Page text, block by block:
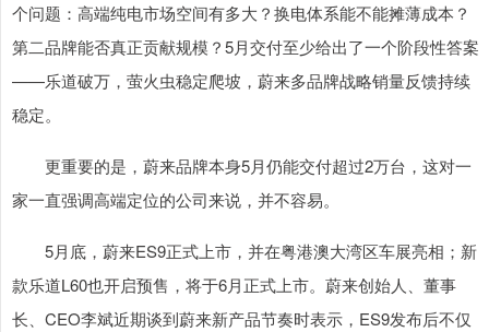
个问题：高端纯电市场空间有多大？换电体系能不能摊薄成本？
第二品牌能否真正贡献规模？5月交付至少给出了一个阶段性答案
——乐道破万，萤火虫稳定爬坡，蔚来多品牌战略销量反馈持续
稳定。
更重要的是，蔚来品牌本身5月仍能交付超过2万台，这对一
家一直强调高端定位的公司来说，并不容易。
5月底，蔚来ES9正式上市，并在粤港澳大湾区车展亮相；新
款乐道L60也开启预售，将于6月正式上市。蔚来创始人、董事
长、CEO李斌近期谈到蔚来新产品节奏时表示，ES9发布后不仅